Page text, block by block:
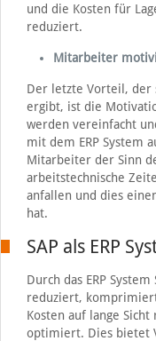
und die Kosten für
reduziert.
Mitarbeiter
Der letzte Vorteil, der
ergibt, ist die
werden vereinfacht
mit dem ERP System
Mitarbeiter der Sinn
arbeitstechnische
anfallen und dies
hat.
SAP als ERP
Durch das ERP
reduziert,
Kosten auf lange
optimiert. Dies bietet